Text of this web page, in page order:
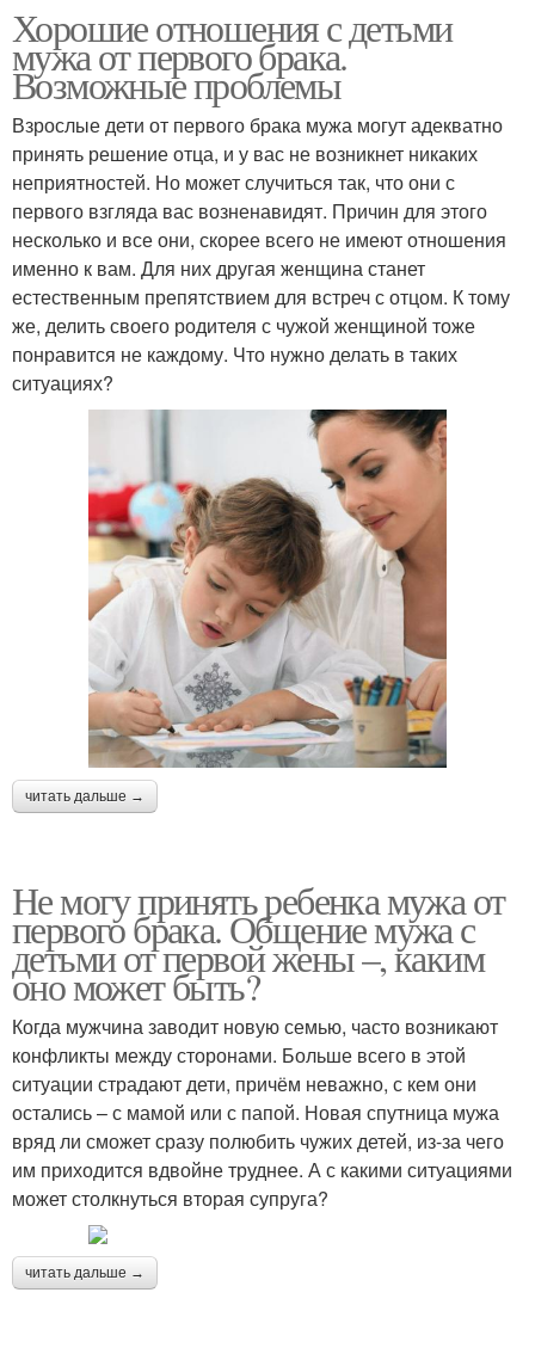
Хорошие отношения с детьми
мужа от первого брака.
Возможные проблемы
Взрослые дети от первого брака мужа могут адекватно
принять решение отца, и у вас не возникнет никаких
неприятностей. Но может случиться так, что они с
первого взгляда вас возненавидят. Причин для этого
несколько и все они, скорее всего не имеют отношения
именно к вам. Для них другая женщина станет
естественным препятствием для встреч с отцом. К тому
же, делить своего родителя с чужой женщиной тоже
понравится не каждому. Что нужно делать в таких
ситуациях?
читать дальше →
Не могу принять ребенка мужа от
первого брака. Общение мужа с
детьми от первой жены –, каким
оно может быть?
Когда мужчина заводит новую семью, часто возникают
конфликты между сторонами. Больше всего в этой
ситуации страдают дети, причём неважно, с кем они
остались – с мамой или с папой. Новая спутница мужа
вряд ли сможет сразу полюбить чужих детей, из-за чего
им приходится вдвойне труднее. А с какими ситуациями
может столкнуться вторая супруга?
читать дальше →